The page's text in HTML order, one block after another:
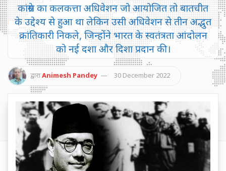
कांग्रेस का कलकत्ता अधिवेशन जो आयोजित तो बातचीत
के उद्देश्य से हुआ था लेकिन उसी अधिवेशन से तीन अद्भुत
क्रांतिकारी निकले, जिन्होंने भारत के स्वतंत्रता आंदोलन
को नई दशा और दिशा प्रदान की।
द्वाराAnimesh Pandey 30 December 2022